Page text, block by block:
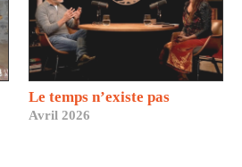
Le temps n’existe pas
Avril 2026